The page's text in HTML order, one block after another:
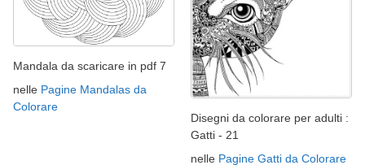
Mandala da scaricare in pdf 7
nelle Pagine Mandalas da
Colorare
Disegni da colorare per adulti :
Gatti - 21
nelle Pagine Gatti da Colorare